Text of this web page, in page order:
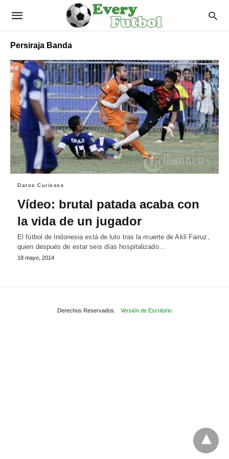
Persiraja Banda
Datos Curiosos
Vídeo: brutal patada acaba con
la vida de un jugador
El fútbol de Indonesia está de luto tras la muerte de Akli Fairuz,
quien después de estar seis días hospitalizado…
18 mayo, 2014
Derechos Reservados. Versión de Escritorio